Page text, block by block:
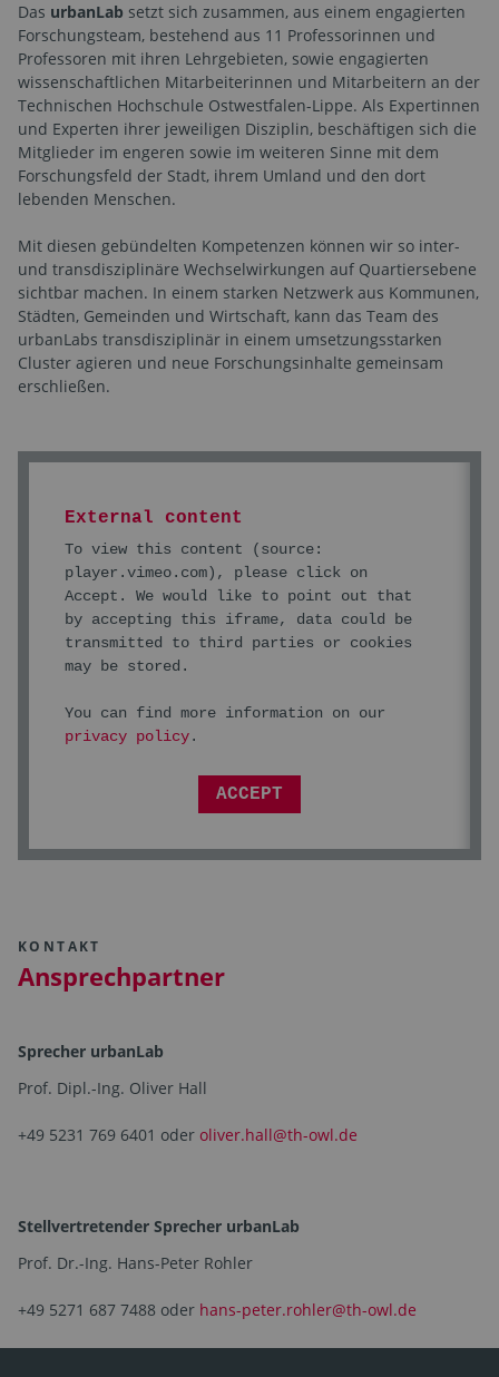
Das urbanLab setzt sich zusammen, aus einem engagierten
Forschungsteam, bestehend aus 11 Professorinnen und
Professoren mit ihren Lehrgebieten, sowie engagierten
wissenschaftlichen Mitarbeiterinnen und Mitarbeitern an der
Technischen Hochschule Ostwestfalen-Lippe. Als Expertinnen
und Experten ihrer jeweiligen Disziplin, beschäftigen sich die
Mitglieder im engeren sowie im weiteren Sinne mit dem
Forschungsfeld der Stadt, ihrem Umland und den dort
lebenden Menschen.
Mit diesen gebündelten Kompetenzen können wir so inter-
und transdisziplinäre Wechselwirkungen auf Quartiersebene
sichtbar machen. In einem starken Netzwerk aus Kommunen,
Städten, Gemeinden und Wirtschaft, kann das Team des
urbanLabs transdisziplinär in einem umsetzungsstarken
Cluster agieren und neue Forschungsinhalte gemeinsam
erschließen.
External content
To view this content (source:
player.vimeo.com), please click on
Accept. We would like to point out that
by accepting this iframe, data could be
transmitted to third parties or cookies
may be stored.
You can find more information on our
privacy policy.
ACCEPT
KONTAKT
Ansprechpartner
Sprecher urbanLab
Prof. Dipl.-Ing. Oliver Hall
+49 5231 769 6401 oder oliver.hall@th-owl.de
Stellvertretender Sprecher urbanLab
Prof. Dr.-Ing. Hans-Peter Rohler
+49 5271 687 7488 oder hans-peter.rohler@th-owl.de